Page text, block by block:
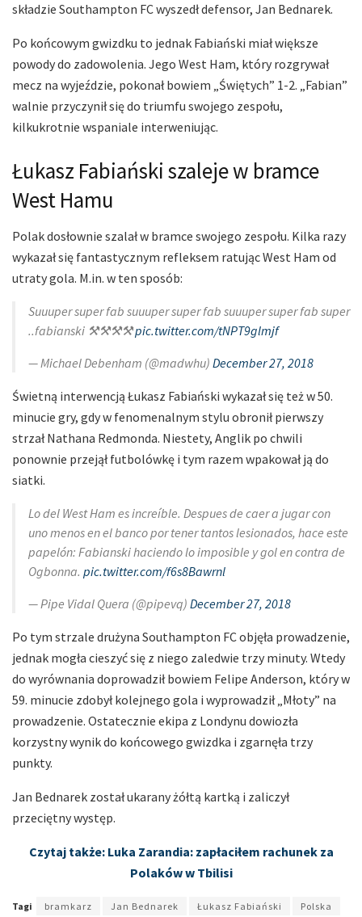
składzie Southampton FC wyszedł defensor, Jan Bednarek.
Po końcowym gwizdku to jednak Fabiański miał większe
powody do zadowolenia. Jego West Ham, który rozgrywał
mecz na wyjeździe, pokonał bowiem „Świętych” 1-2. „Fabian”
walnie przyczynił się do triumfu swojego zespołu,
kilkukrotnie wspaniale interweniując.
Łukasz Fabiański szaleje w bramce
West Hamu
Polak dosłownie szalał w bramce swojego zespołu. Kilka razy
wykazał się fantastycznym refleksem ratując West Ham od
utraty gola. M.in. w ten sposób:
Suuuper super fab suuuper super fab suuuper super fab super
..fabianski ⚒⚒⚒⚒pic.twitter.com/tNPT9glmjf
— Michael Debenham (@madwhu) December 27, 2018
Świetną interwencją Łukasz Fabiański wykazał się też w 50.
minucie gry, gdy w fenomenalnym stylu obronił pierwszy
strzał Nathana Redmonda. Niestety, Anglik po chwili
ponownie przejął futbolówkę i tym razem wpakował ją do
siatki.
Lo del West Ham es increíble. Despues de caer a jugar con
uno menos en el banco por tener tantos lesionados, hace este
papelón: Fabianski haciendo lo imposible y gol en contra de
Ogbonna. pic.twitter.com/f6s8Bawrnl
— Pipe Vidal Quera (@pipevq) December 27, 2018
Po tym strzale drużyna Southampton FC objęła prowadzenie,
jednak mogła cieszyć się z niego zaledwie trzy minuty. Wtedy
do wyrównania doprowadził bowiem Felipe Anderson, który w
59. minucie zdobył kolejnego gola i wyprowadził „Młoty” na
prowadzenie. Ostatecznie ekipa z Londynu dowiozła
korzystny wynik do końcowego gwizdka i zgarnęła trzy
punkty.
Jan Bednarek został ukarany żółtą kartką i zaliczył
przeciętny występ.
Czytaj także: Luka Zarandia: zapłaciłem rachunek za
Polaków w Tbilisi
Tagi bramkarz Jan Bednarek Łukasz Fabiański Polska